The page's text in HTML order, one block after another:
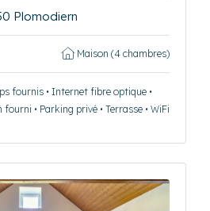
Plomodiern
Maison (4 chambres)
fournis • Internet fibre optique •
• Parking privé • Terrasse • WiFi